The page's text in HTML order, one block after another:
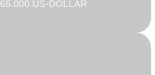
65.000 US-DOLLAR